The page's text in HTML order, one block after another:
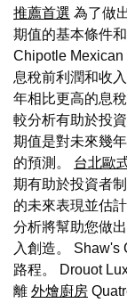
推薦首選 為了做
期值的基本條件
Chipotle Mexican
息稅前利潤和收
年相比更高的息
較分析有助於投
期值是對未來幾
的預測。 台北歐
期有助於投資者
的未來表現並估
分析將幫助您做
入創造。 Shaw's
路程。 Drouot
離 外燴廚房